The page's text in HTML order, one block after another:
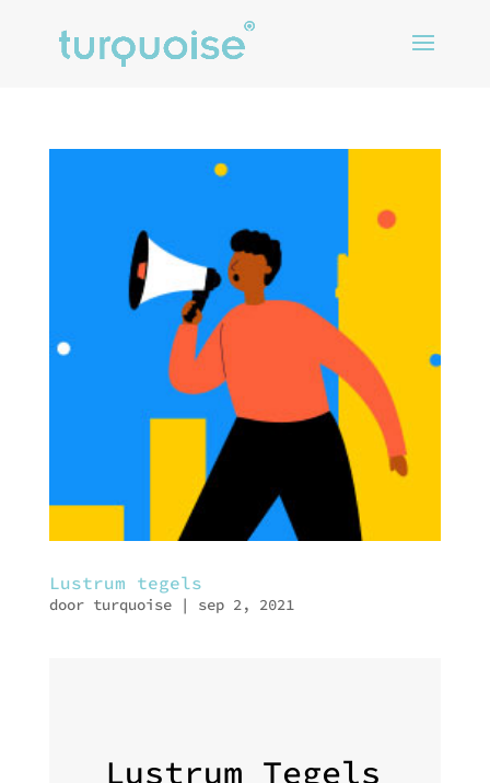
Lustrum tegels
door turquoise| sep 2, 2021
Lustrum Tegels